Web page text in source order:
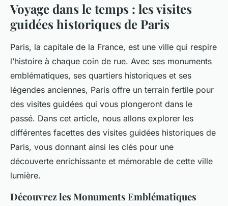
Voyage dans le temps : les
visites guidées historiques de
Paris
• 5 février 2025 •5 min de lecture
Voyage dans le temps : les visites
guidées historiques de Paris
Paris, la capitale de la France, est une ville qui respire
l’histoire à chaque coin de rue. Avec ses monuments
emblématiques, ses quartiers historiques et ses
légendes anciennes, Paris offre un terrain fertile pour
des visites guidées qui vous plongeront dans le
passé. Dans cet article, nous allons explorer les
différentes facettes des visites guidées historiques de
Paris, vous donnant ainsi les clés pour une
découverte enrichissante et mémorable de cette ville
lumière.
Découvrez les Monuments Emblématiques